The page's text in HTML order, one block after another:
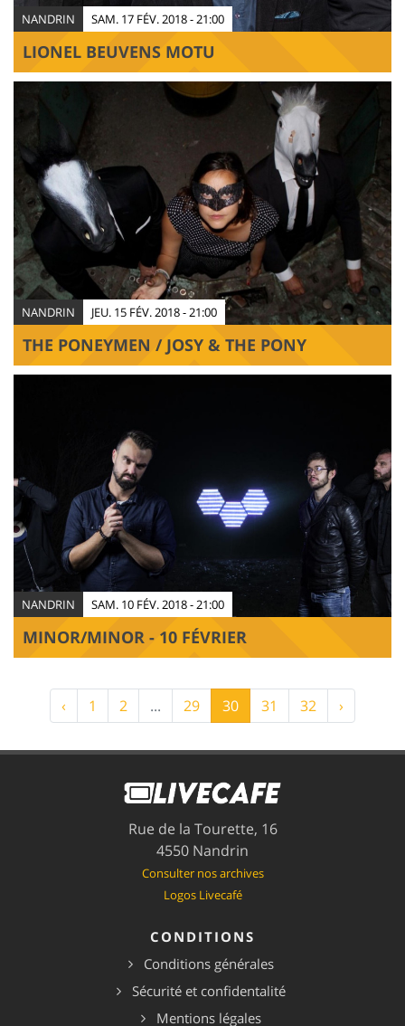
NANDRIN SAM. 17 FÉV. 2018 - 21:00
LIONEL BEUVENS MOTU
NANDRIN JEU. 15 FÉV. 2018 - 21:00
THE PONEYMEN / JOSY & THE PONY
NANDRIN SAM. 10 FÉV. 2018 - 21:00
MINOR/MINOR - 10 FÉVRIER
‹ 1 2 ... 29 30 31 32 ›
Rue de la Tourette, 16
4550 Nandrin
Consulter nos archives
Logos Livecafé
CONDITIONS
Conditions générales
Sécurité et confidentalité
Mentions légales